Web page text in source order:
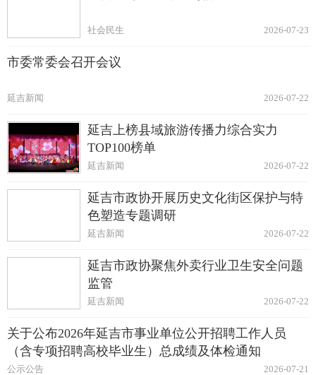
2026-07-23
社会民生
市委常委会召开会议
2026-07-22
延吉新闻
延吉上榜县域旅游传播力综合实力
TOP100榜单
2026-07-22
延吉新闻
延吉市政协开展历史文化街区保护与特
色塑造专题调研
2026-07-22
延吉新闻
延吉市政协聚焦外卖行业卫生安全问题
监管
2026-07-22
延吉新闻
关于公布2026年延吉市事业单位公开招聘工作人员
（含专项招聘高校毕业生）总成绩及体检通知
2026-07-21
公示公告